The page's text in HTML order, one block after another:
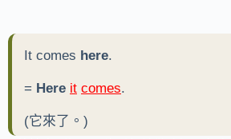
It comes here.
= Here it comes.
(它來了。)